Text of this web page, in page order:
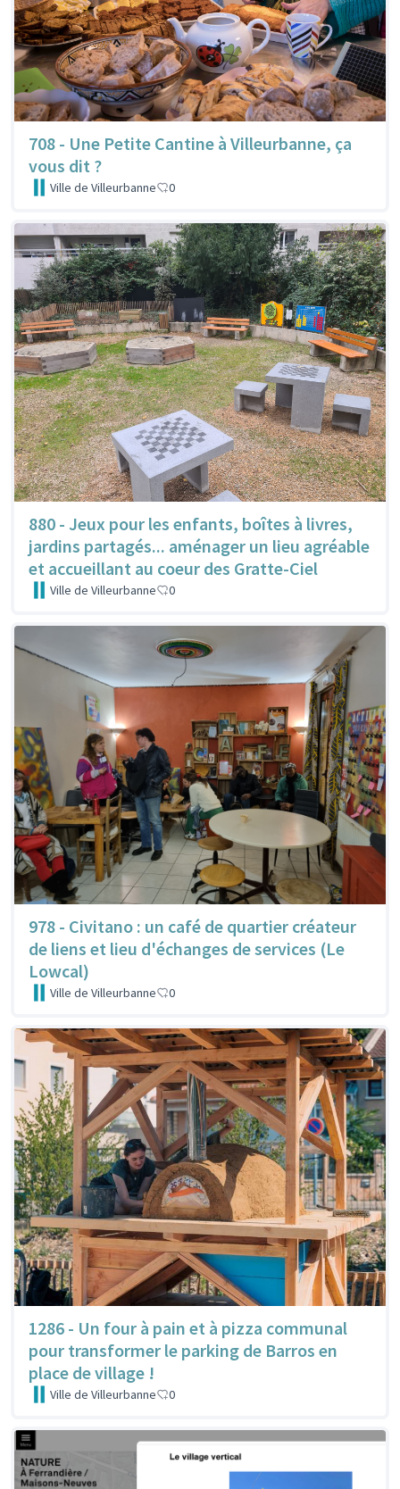
708 - Une Petite Cantine à Villeurbanne, ça
vous dit ?
Ville de Villeurbanne 0
880 - Jeux pour les enfants, boîtes à livres,
jardins partagés... aménager un lieu agréable
et accueillant au coeur des Gratte-Ciel
Ville de Villeurbanne 0
978 - Civitano : un café de quartier créateur
de liens et lieu d'échanges de services (Le
Lowcal)
Ville de Villeurbanne 0
1286 - Un four à pain et à pizza communal
pour transformer le parking de Barros en
place de village !
Ville de Villeurbanne 0